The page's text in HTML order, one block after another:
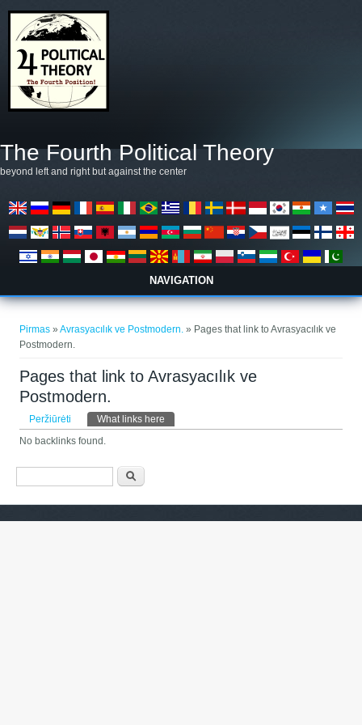
The Fourth Political Theory
beyond left and right but against the center
NAVIGATION
Pirmas »Avrasyacılık ve Postmodern. » Pages that link to Avrasyacılık ve
Postmodern.
Pages that link to Avrasyacılık ve
Postmodern.
Pirminės kortelės
Peržiūrėti What links here
No backlinks found.
Paieškos forma